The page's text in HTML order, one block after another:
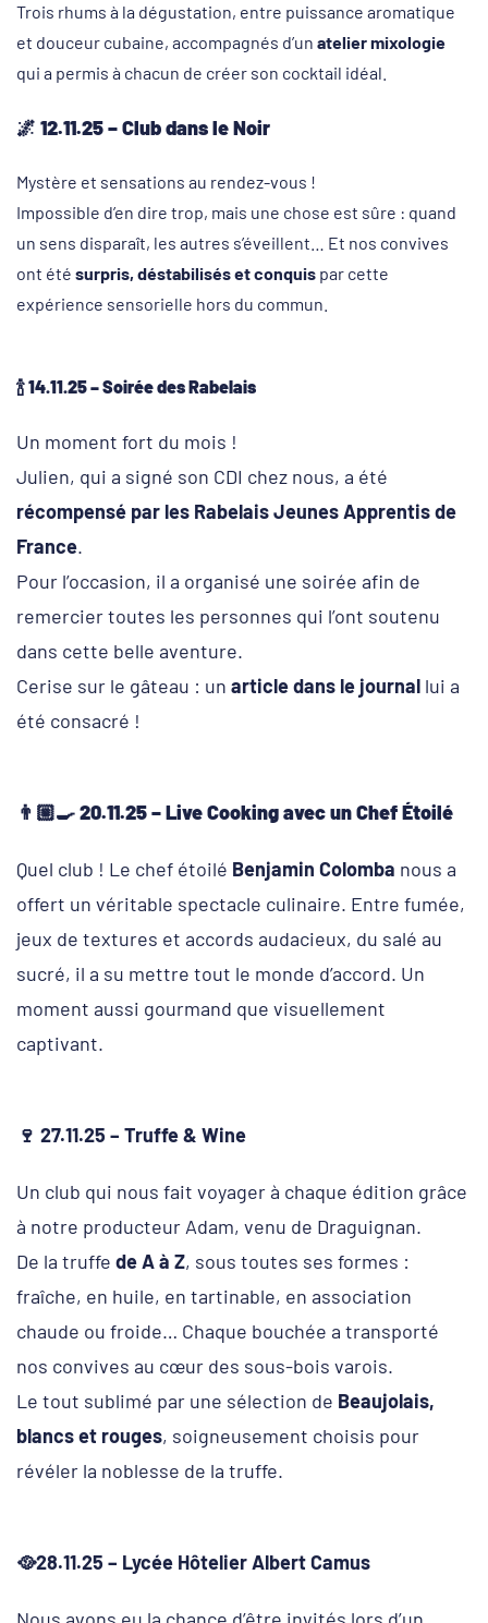
Trois rhums à la dégustation, entre puissance aromatique
et douceur cubaine, accompagnés d’un atelier mixologie
qui a permis à chacun de créer son cocktail idéal.
🌌 12.11.25 – Club dans le Noir
Mystère et sensations au rendez-vous !
Impossible d’en dire trop, mais une chose est sûre : quand
un sens disparaît, les autres s’éveillent… Et nos convives
ont été surpris, déstabilisés et conquis par cette
expérience sensorielle hors du commun.
🍾 14.11.25 – Soirée des Rabelais
Un moment fort du mois !
Julien, qui a signé son CDI chez nous, a été
récompensé par les Rabelais Jeunes Apprentis de
France.
Pour l’occasion, il a organisé une soirée afin de
remercier toutes les personnes qui l’ont soutenu
dans cette belle aventure.
Cerise sur le gâteau : un article dans le journal lui a
été consacré !
👨🏼‍🍳20.11.25 – Live Cooking avec un Chef Étoilé
Quel club ! Le chef étoilé Benjamin Colomba nous a
offert un véritable spectacle culinaire. Entre fumée,
jeux de textures et accords audacieux, du salé au
sucré, il a su mettre tout le monde d’accord. Un
moment aussi gourmand que visuellement
captivant.
🍷 27.11.25 – Truffe & Wine
Un club qui nous fait voyager à chaque édition grâce
à notre producteur Adam, venu de Draguignan.
De la truffe de A à Z, sous toutes ses formes :
fraîche, en huile, en tartinable, en association
chaude ou froide… Chaque bouchée a transporté
nos convives au cœur des sous-bois varois.
Le tout sublimé par une sélection de Beaujolais,
blancs et rouges, soigneusement choisis pour
révéler la noblesse de la truffe.
🥘28.11.25 – Lycée Hôtelier Albert Camus